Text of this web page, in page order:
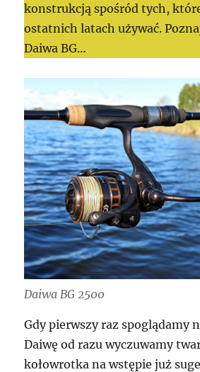
konstrukcją spośród tych,
ostatnich latach używać.
Daiwa BG…
Daiwa BG 2500
Gdy pierwszy raz spoglądamy
Daiwę od razu wyczuwamy
kołowrotka na wstępie już